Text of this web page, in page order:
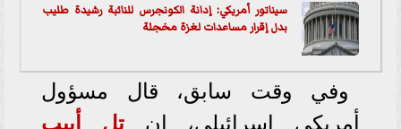
سيناتور أمريكي: إدانة الكونجرس للنائبة رشيدة طليب
بدل إقرار مساعدات لغزة مخجلة
وفي وقت سابق، قال مسؤول
أمريكي إسرائيلي، إنتل أبيب